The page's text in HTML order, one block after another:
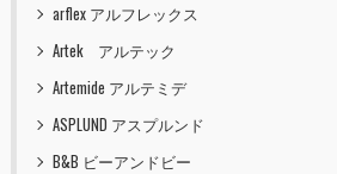
arflex アルフレックス
Artek アルテック
Artemide アルテミデ
ASPLUND アスプルンド
B&B ビーアンドビー